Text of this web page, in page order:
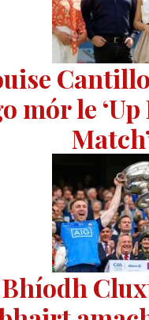
mór le
Bhíodh